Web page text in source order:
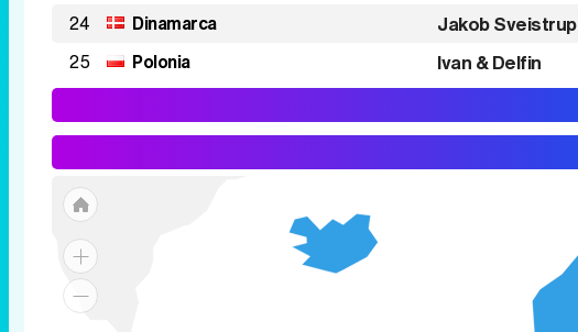
24 Dinamarca Jakob Sveistrup
25 Polonia Ivan & Delfin